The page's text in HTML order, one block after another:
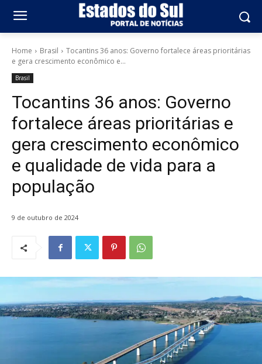
Home Brasil
Tocantins 36 anos: Governo fortalece áreas prioritárias
e gera crescimento econômico e...
Brasil
Tocantins 36 anos: Governo
fortalece áreas prioritárias e
gera crescimento econômico
e qualidade de vida para a
população
9 de outubro de 2024